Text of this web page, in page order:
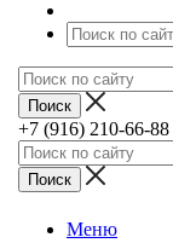
+7 (916) 210-66-88
Меню